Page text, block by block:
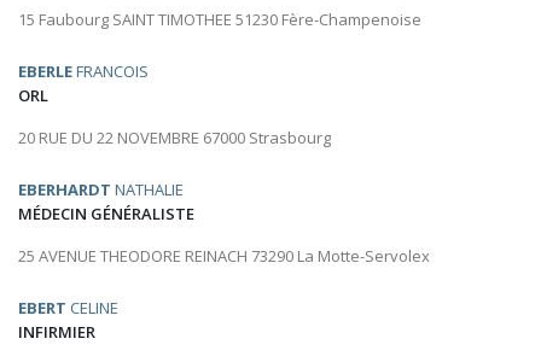
15 Faubourg SAINT TIMOTHEE 51230 Fère-Champenoise
EBERLEFRANCOIS
ORL
20 RUE DU 22 NOVEMBRE 67000 Strasbourg
EBERHARDT NATHALIE
MÉDECIN GÉNÉRALISTE
25 AVENUE THEODORE REINACH 73290 La Motte-Servolex
EBERT CELINE
INFIRMIER